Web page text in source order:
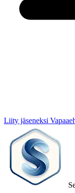
Liity jäseneksi